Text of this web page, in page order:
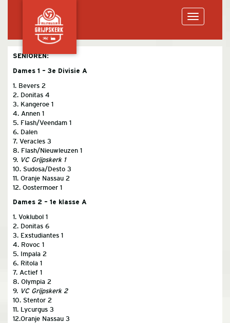
SENIOREN:
Dames 1 – 3e Divisie A
1. Bevers 2
2. Donitas 4
3. Kangeroe 1
4. Annen 1
5. Flash/Veendam 1
6. Dalen
7. Veracles 3
8. Flash/Nieuwleuzen 1
9. VC Grijpskerk 1
10. Sudosa/Desto 3
11. Oranje Nassau 2
12. Oostermoer 1
Dames 2 – 1e klasse A
1. Voklubol 1
2. Donitas 6
3. Exstudiantes 1
4. Rovoc 1
5. Impala 2
6. Ritola 1
7. Actief 1
8. Olympia 2
9. VC Grijpskerk 2
10. Stentor 2
11. Lycurgus 3
12.Oranje Nassau 3